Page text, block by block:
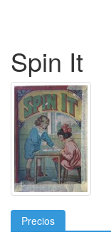
Spin It
Precios